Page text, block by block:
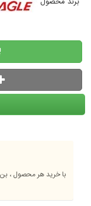
با خرید هر محصول ،